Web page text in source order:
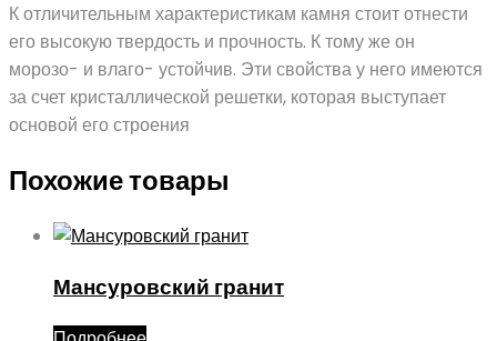
К отличительным характеристикам камня стоит отнести
его высокую твердость и прочность. К тому же он
морозо- и влаго- устойчив. Эти свойства у него имеются
за счет кристаллической решетки, которая выступает
основой его строения
Похожие товары
Мансуровский гранит